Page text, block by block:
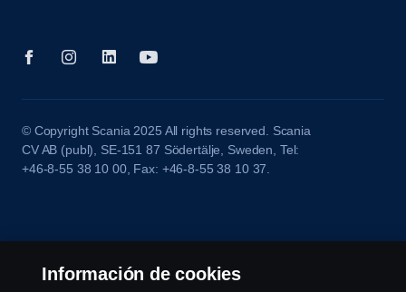
© Copyright Scania 2025 All rights reserved. Scania
CV AB (publ), SE-151 87 Södertälje, Sweden, Tel:
+46-8-55 38 10 00, Fax: +46-8-55 38 10 37.
Información de cookies